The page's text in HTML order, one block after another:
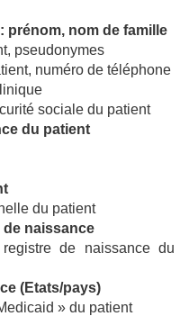
prénom, nom de famille
pseudonymes
numéro de téléphone
sociale du patient
du patient
du patient
de naissance
de naissance du
(Etats/pays)
» du patient